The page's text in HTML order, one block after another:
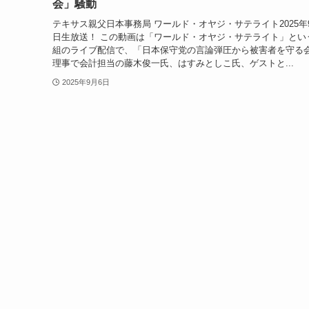
会」騒動
テキサス親父日本事務局 ワールド・オヤジ・サテライト2025
日生放送！ この動画は「ワールド・オヤジ・サテライト」とい
組のライブ配信で、「日本保守党の言論弾圧から被害者を守る
理事で会計担当の藤木俊一氏、はすみとしこ氏、ゲストと...
2025年9月6日